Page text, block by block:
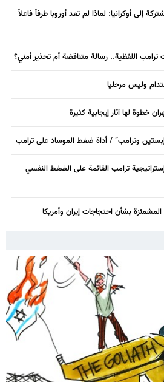
إلى أوكرانيا: لماذا لم تعد أوروبا طرفاً فاعلاً
ترامب اللفظية.. رسالة متناقضة أم تحذير أمني؟
وليس مرحليا
خطوة لها آثار إيجابية كثيرة
وترامب” / أداة ضغط الموساد على ترامب
ترامب القائمة على الضغط النفسي
بشأن احتجاجات إيران وأمريكا